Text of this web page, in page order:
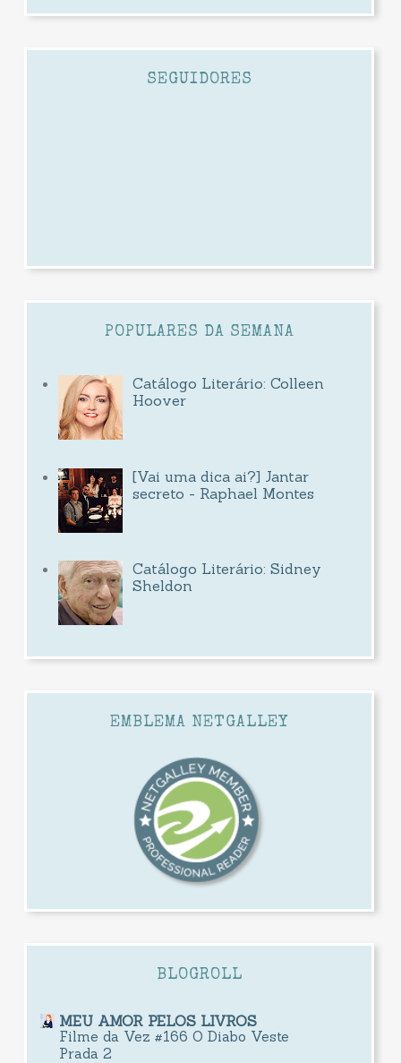
SEGUIDORES
POPULARES DA SEMANA
Catálogo Literário: Colleen
Hoover
[Vai uma dica ai?] Jantar
secreto - Raphael Montes
Catálogo Literário: Sidney
Sheldon
EMBLEMA NETGALLEY
BLOGROLL
MEU AMOR PELOS LIVROS
Filme da Vez #166 O Diabo Veste
Prada 2